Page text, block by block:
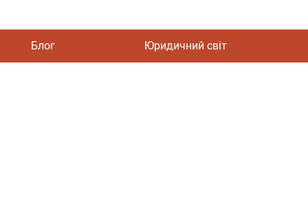
Блог Юридичний світ